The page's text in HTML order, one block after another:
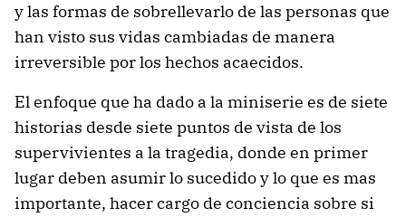
y las formas de sobrellevarlo de las personas que
han visto sus vidas cambiadas de manera
irreversible por los hechos acaecidos.
El enfoque que ha dado a la miniserie es de siete
historias desde siete puntos de vista de los
supervivientes a la tragedia, donde en primer
lugar deben asumir lo sucedido y lo que es mas
importante, hacer cargo de conciencia sobre si